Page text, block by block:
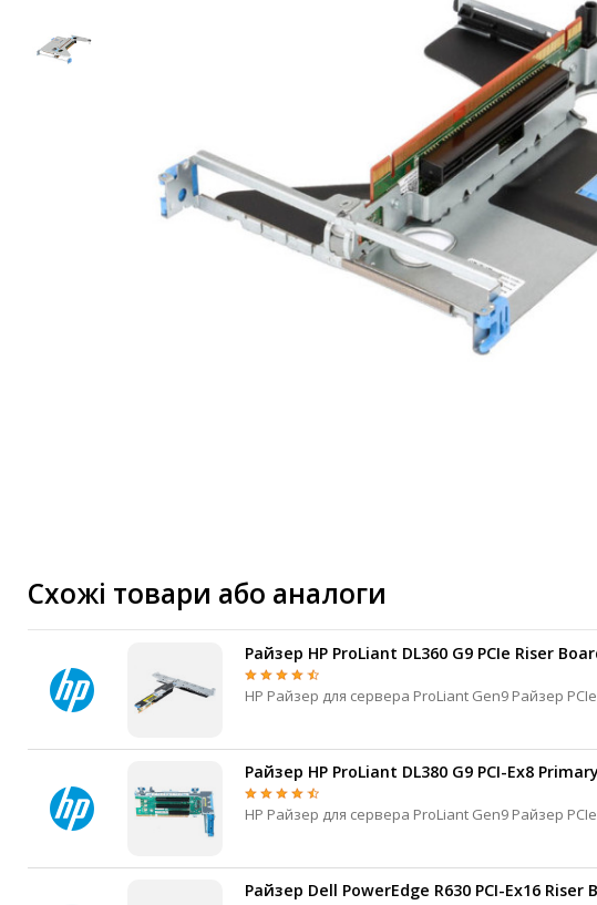
Жорсткі диски та SSD
Кабелі та роз'єми
Аксесуари
Фильтри та стабілізатори
Кабелі, роз'єми, перехідники
Акумулятори
Зовнішні блоки живлення
Схожі товари або аналоги
Райзер HP ProLiant DL360 G9 PCIe Riser
Райзер HP ProLiant DL380 G9 PCI-Ex8
Райзер Dell PowerEdge R630 PCI-Ex16 Riser